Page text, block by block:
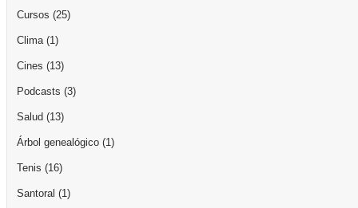
Cursos (25)
Clima(1)
Cines (13)
Podcasts (3)
Salud (13)
Árbol genealógico (1)
Tenis (16)
Santoral (1)